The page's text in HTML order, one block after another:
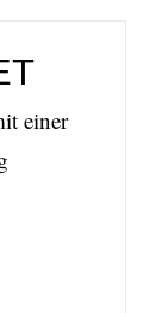
einer